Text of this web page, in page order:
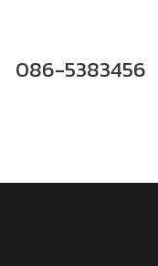
086-5383456